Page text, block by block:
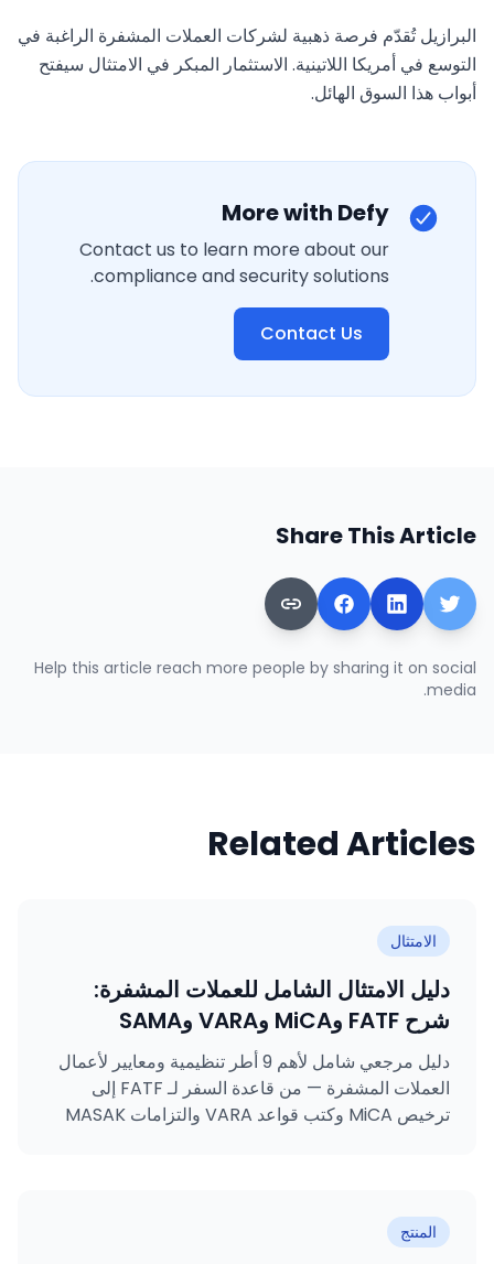
أبواب هذا السوق الهائل.
More with Defy
Contact us to learn more about our
compliance and security solutions.
Contact Us
Share This Article
Help this article reach more people by sharing it on social
media.
Related Articles
الامتثال
دليل الامتثال الشامل للعملات المشفرة:
شرح FATF وMiCA وVARA وSAMA
وMASAK وGDPR وKVKK وISO 27001
وISO 31000
دليل مرجعي شامل لأهم 9 أطر تنظيمية ومعايير لأعمال
العملات المشفرة — من قاعدة السفر لـ FATF إلى
ترخيص MiCA وكتب قواعد VARA والتزامات MASAK
المنتج